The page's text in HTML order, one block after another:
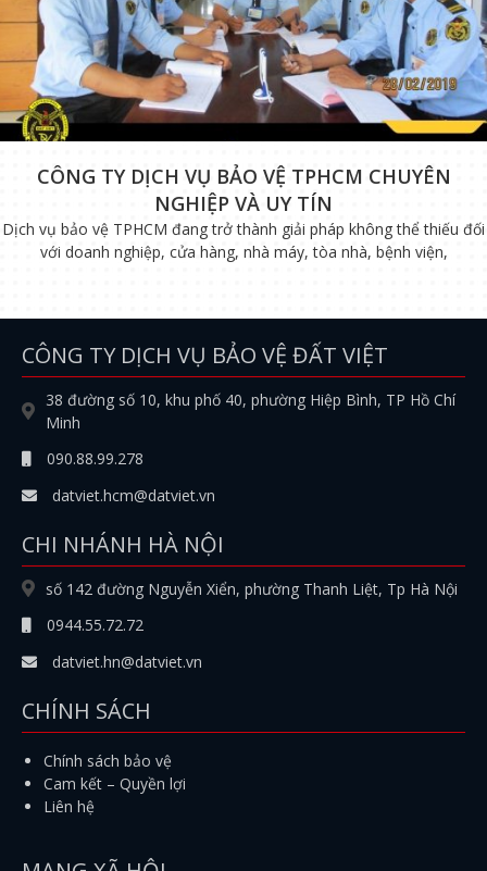
CÔNG TY DỊCH VỤ BẢO VỆ TPHCM CHUYÊN
NGHIỆP VÀ UY TÍN
Dịch vụ bảo vệ TPHCM đang trở thành giải pháp không thể thiếu đối
với doanh nghiệp, cửa hàng, nhà máy, tòa nhà, bệnh viện,
CÔNG TY DỊCH VỤ BẢO VỆ ĐẤT VIỆT
38 đường số 10, khu phố 40, phường Hiệp Bình, TP Hồ Chí
Minh
090.88.99.278
datviet.hcm@datviet.vn
CHI NHÁNH HÀ NỘI
số 142 đường Nguyễn Xiển, phường Thanh Liệt, Tp Hà Nội
0944.55.72.72
datviet.hn@datviet.vn
CHÍNH SÁCH
Chính sách bảo vệ
Cam kết – Quyền lợi
Liên hệ